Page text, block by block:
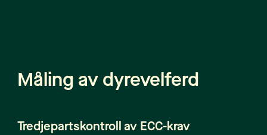
Måling av dyrevelferd
Tredjepartskontroll av ECC-krav